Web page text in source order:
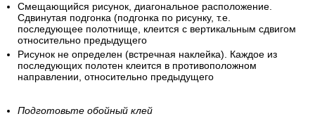
Смещающийся рисунок, диагональное расположение.
Сдвинутая подгонка (подгонка по рисунку, т.е.
последующее полотнище, клеится с вертикальным сдвигом
относительно предыдущего
Рисунок не определен (встречная наклейка). Каждое из
последующих полотен клеится в противоположном
направлении, относительно предыдущего
Подготовьте обойный клей